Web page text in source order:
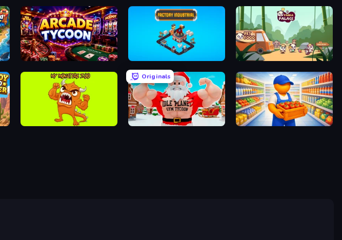
Arcade Tycoon Factory Industrial Panda Palace
My Monsters Zoo
Originals
Idle Planet: Gym Tycoon Supermarket Manager